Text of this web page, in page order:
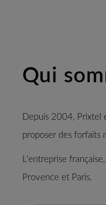
Qui
Depuis 2004, Prixtel
proposer des forfaits
L'entreprise
Provence et Paris.